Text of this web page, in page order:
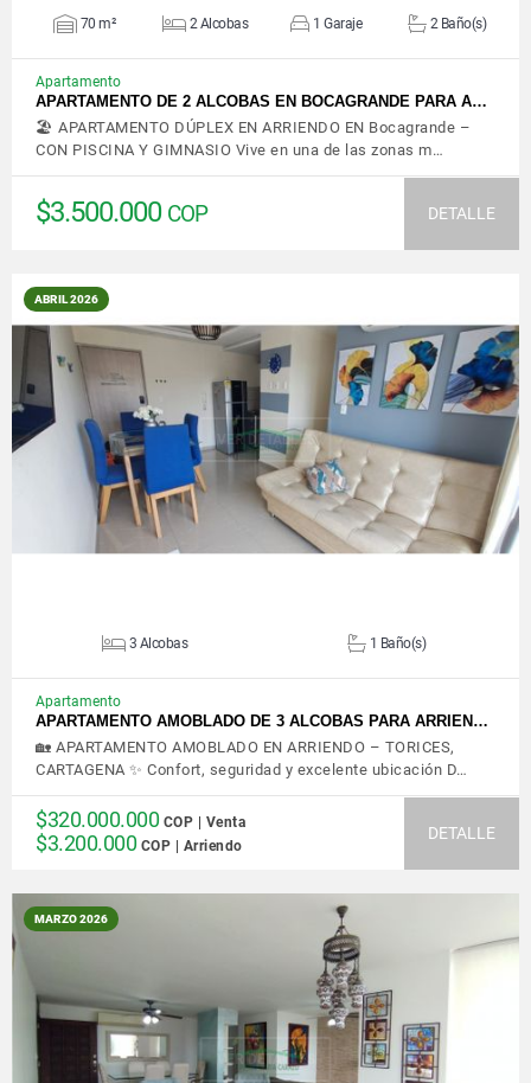
70 m² 2 Alcobas 1 Garaje 2 Baño(s)
Apartamento
APARTAMENTO DE 2 ALCOBAS EN BOCAGRANDE PARA A…
🏖️ APARTAMENTO DÚPLEX EN ARRIENDO EN Bocagrande –
CON PISCINA Y GIMNASIO Vive en una de las zonas m…
$3.500.000 COP DETALLE
ABRIL 2026
VER DETALLES
3 Alcobas 1 Baño(s)
Apartamento
APARTAMENTO AMOBLADO DE 3 ALCOBAS PARA ARRIEN…
🏡 APARTAMENTO AMOBLADO EN ARRIENDO – TORICES,
CARTAGENA ✨ Confort, seguridad y excelente ubicación D…
$320.000.000 COP | Venta
$3.200.000 COP | Arriendo
DETALLE
MARZO 2026
VER DETALLES